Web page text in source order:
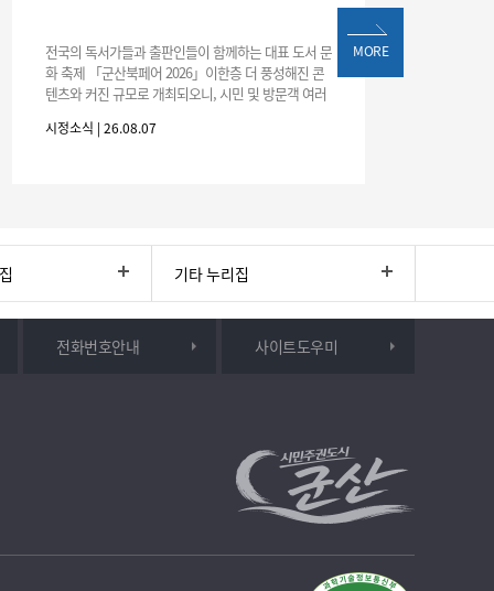
전국의 독서가들과 출판인들이 함께하는 대표 도서 문
화 축제 「군산북페어 2026」이한층 더 풍성해진 콘
텐츠와 커진 규모로 개최되오니, 시민 및 방문객 여러
간: 2026. 8. 28.
시정소식 | 26.08.07
MORE
기타 누리집
전화번호안내 사이트도우미